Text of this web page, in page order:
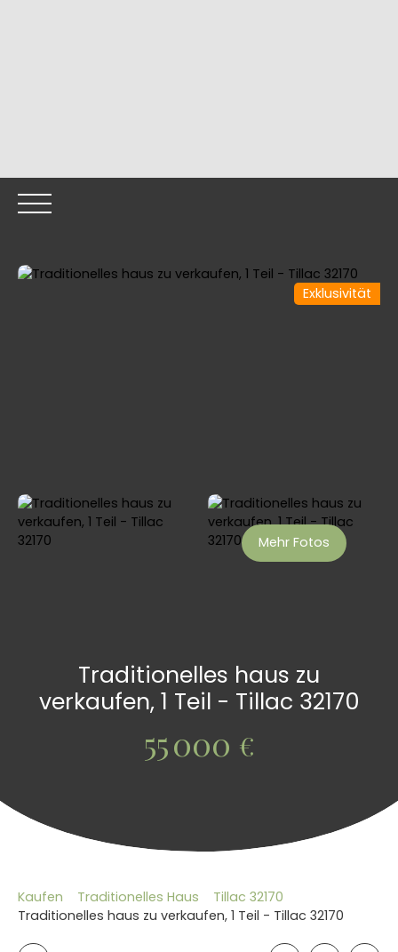
Exklusivität
Mehr Fotos
Traditionelles haus zu
verkaufen, 1 Teil - Tillac 32170
55 000 €
Kaufen Traditionelles Haus
Tillac 32170
Traditionelles haus zu verkaufen, 1 Teil - Tillac 32170